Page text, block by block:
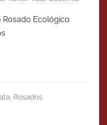
Rosado Ecológico
, Rosados